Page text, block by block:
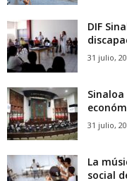
DIF
31 julio,
31 julio,
La
social